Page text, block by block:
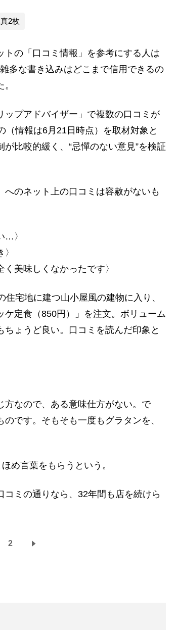
2枚
の「口コミ情報」を参考にする人は
多な書き込みはどこまで信用できるの
プアドバイザー」で複数の口コミが
情報は6月21日時点）を取材対象と
比較的緩く、“忌憚のない意見”を検証
のネット上の口コミは容赦がないも
…〉
美味しくなかったです〉
宅地に建つ山小屋風の建物に入り、
定食（850円）」を注文。ボリューム
ょうど良い。口コミを読んだ印象と
方なので、ある意味仕方がない。で
です。そもそも一度もグラタンを、
め言葉をもらうという。
コミの通りなら、32年間も店を続けら
2